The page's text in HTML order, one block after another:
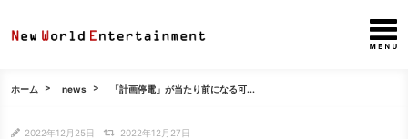
ホーム news 「計画停電」が当たり前になる可...
2022年12月25日 2022年12月27日